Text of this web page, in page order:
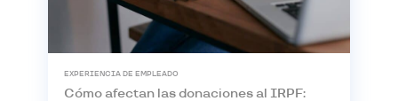
EXPERIENCIA DE EMPLEADO
Cómo afectan las donaciones al IRPF: